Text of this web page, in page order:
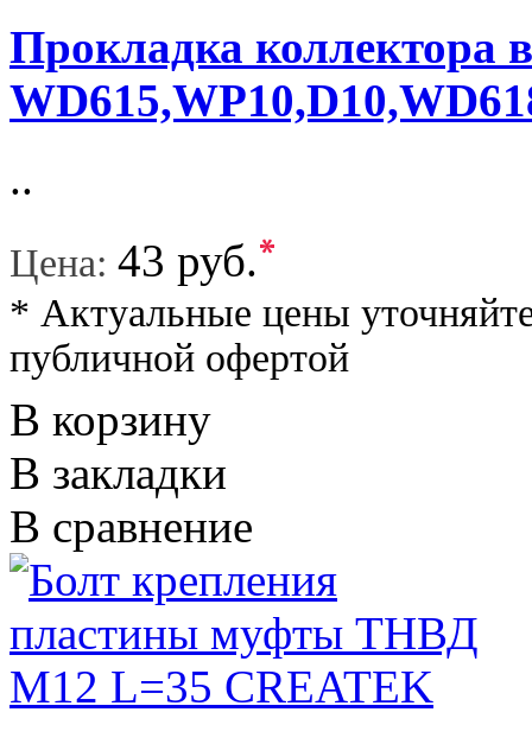
Прокладка коллектора
..
Цена: 43 руб.*
* Актуальные цены
публичной офертой
В корзину
В закладки
В сравнение